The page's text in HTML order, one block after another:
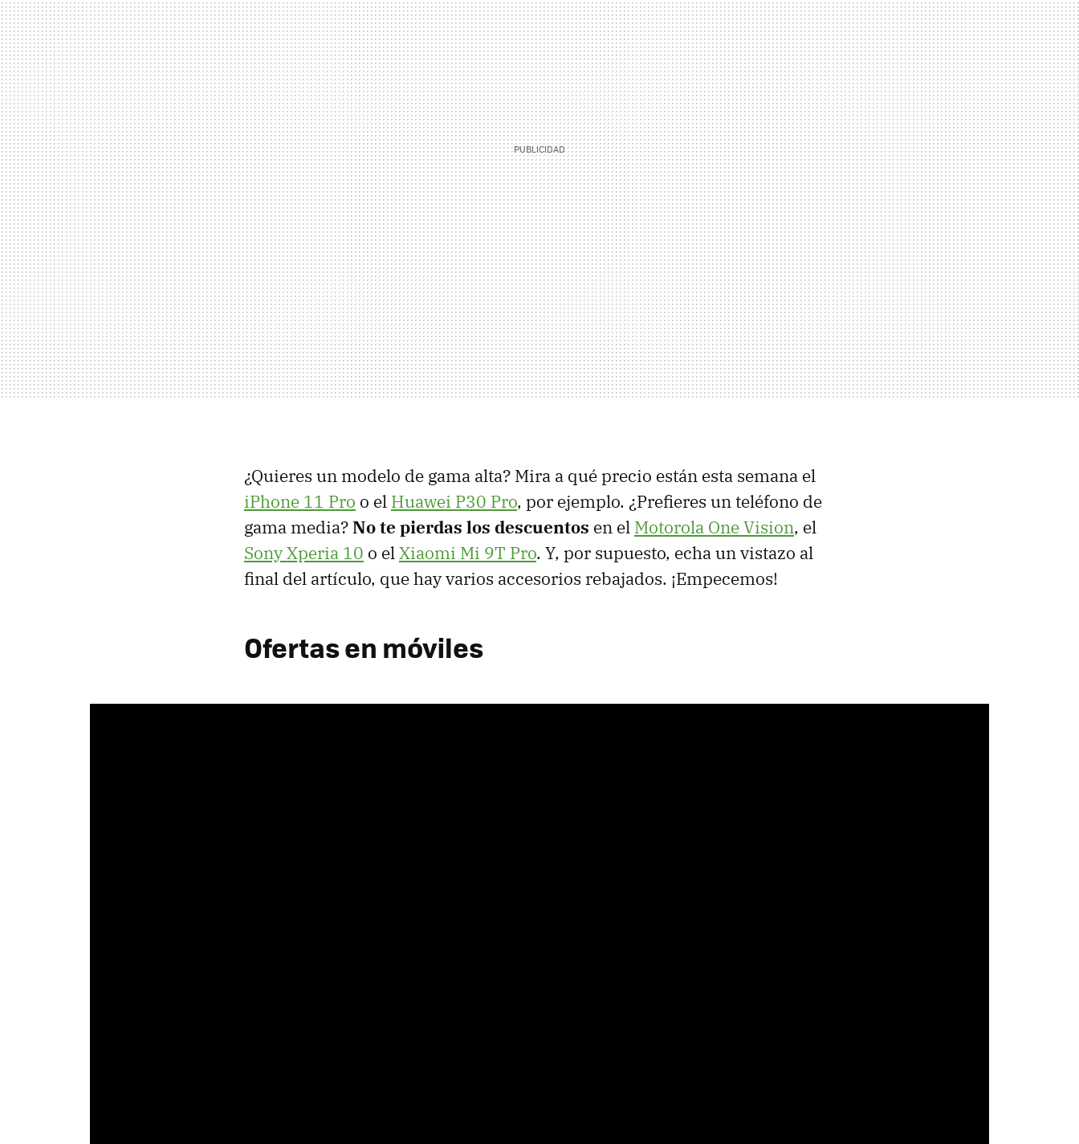
¿Quieres un modelo de gama alta? Mira a qué precio están esta semana el
iPhone 11 Pro o el Huawei P30 Pro, por ejemplo. ¿Prefieres un teléfono de
gama media?No te pierdas los descuentos en el Motorola One Vision, el
Sony Xperia 10 o elXiaomi Mi 9T Pro. Y, por supuesto, echa un vistazo al
final del artículo, que hay varios accesorios rebajados. ¡Empecemos!
Ofertas en móviles